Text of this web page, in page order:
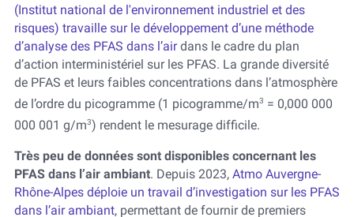
(Institut national de l'environnement industriel et des
risques) travaille sur le développement d’une méthode
d’analyse des PFAS dans l’airdans le cadre du plan
d’action interministériel sur les PFAS. La grande diversité
de PFAS et leurs faibles concentrations dans l’atmosphère
de l’ordre du picogramme (1 picogramme/m3 = 0,000 000
000 001 g/m3) rendent le mesurage difficile.
Très peu de données sont disponibles concernant les
PFAS dans l’air ambiant. Depuis 2023, Atmo Auvergne-
Rhône-Alpes déploie un travail d’investigation sur les PFAS
dans l’air ambiant, permettant de fournir de premiers